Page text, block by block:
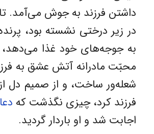
داشتن فرزند به جوش می‌آمد.
در زیر درختی نشسته بود،
به جوجه‌های خود غذا
محبّت مادرانه آتش عشق به
شعله‌ور ساخت، و از صمیم دل
فرزند کرد، چیزی نگذشت که
اجابت شد و او باردار گردید.